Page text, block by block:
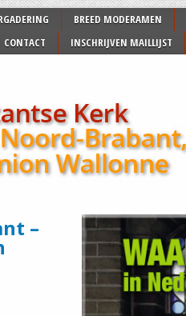
BREED MODERAMEN
CONTACT INSCHRIJVEN MAILLIJST
–